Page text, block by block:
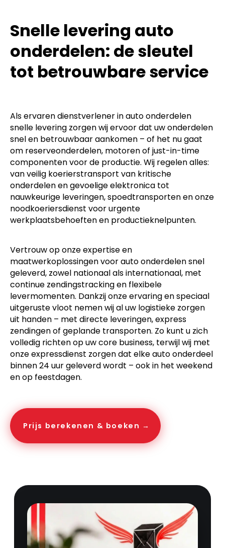
Snelle levering auto
onderdelen: de sleutel
tot betrouwbare service
Als ervaren dienstverlener in auto onderdelen
snelle levering zorgen wij ervoor dat uw onderdelen
snel en betrouwbaar aankomen – of het nu gaat
om reserveonderdelen, motoren of just-in-time
componenten voor de productie. Wij regelen alles:
van veilig koerierstransport van kritische
onderdelen en gevoelige elektronica tot
nauwkeurige leveringen, spoedtransporten en onze
noodkoeriersdienst voor urgente
werkplaatsbehoeften en productieknelpunten.
Vertrouw op onze expertise en
maatwerkoplossingen voor auto onderdelen snel
geleverd, zowel nationaal als internationaal, met
continue zendingstracking en flexibele
levermomenten. Dankzij onze ervaring en speciaal
uitgeruste vloot nemen wij al uw logistieke zorgen
uit handen – met directe leveringen, express
zendingen of geplande transporten. Zo kunt u zich
volledig richten op uw core business, terwijl wij met
onze expressdienst zorgen dat elke auto onderdeel
binnen 24 uur geleverd wordt – ook in het weekend
en op feestdagen.
Prijs berekenen & boeken →